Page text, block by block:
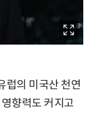
럽의 미국산 천연
향력도 커지고